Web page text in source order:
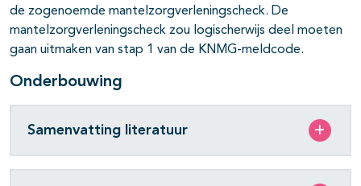
de zogenoemde mantelzorgverleningscheck. De
mantelzorgverleningscheck zou logischerwijs deel moeten
gaan uitmaken van stap 1 van de KNMG-meldcode.
Onderbouwing
Samenvatting literatuur